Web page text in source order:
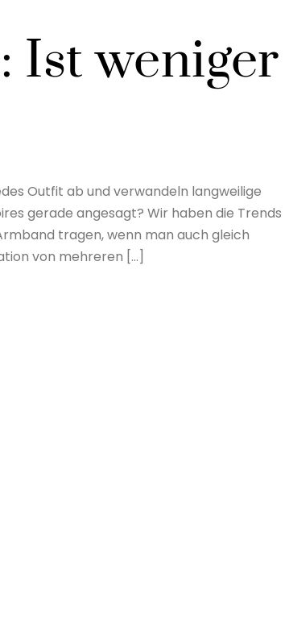
Ist weniger
Outfit ab und verwandeln langweilige
gerade angesagt? Wir haben die Trends
tragen, wenn man auch gleich
von mehreren […]